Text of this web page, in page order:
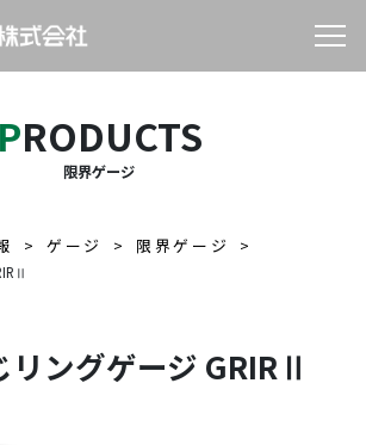
PRODUCTS
限界ゲージ
ゲージ 限界ゲージ
リングゲージ GRIRⅡ